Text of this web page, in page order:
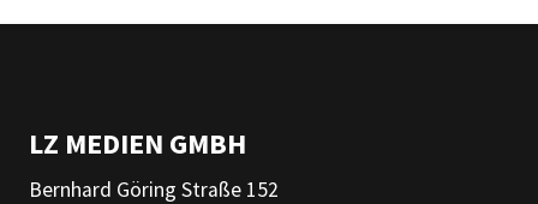
LZ MEDIEN GMBH
Bernhard Göring Straße 152